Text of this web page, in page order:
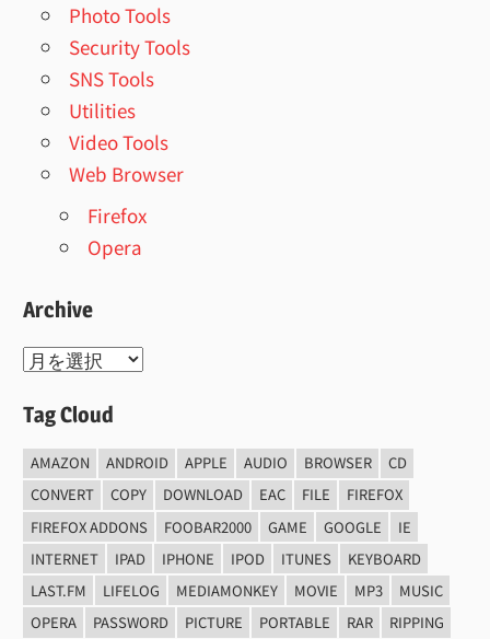
Photo Tools
Security Tools
SNS Tools
Utilities
Video Tools
Web Browser
Firefox
Opera
Archive
Archive
Tag Cloud
AMAZON ANDROID APPLE AUDIO BROWSER
CD
CONVERT
COPY DOWNLOAD EAC FILE
FIREFOX
FIREFOX ADDONS
FOOBAR2000 GAME GOOGLE
IE
INTERNET
IPAD IPHONE IPOD ITUNES
KEYBOARD
LAST.FM
LIFELOG MEDIAMONKEY MOVIE MP3
MUSIC
OPERA
PASSWORD PICTURE PORTABLE RAR RIPPING